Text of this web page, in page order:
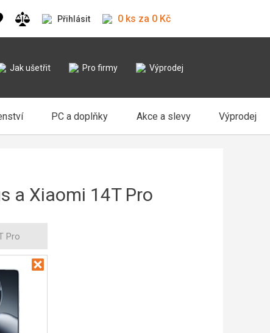
Přihlásit 0 ks za 0 Kč
Jak ušetřit Pro firmy Výprodej
PC a doplňky Akce a slevy Výprodej
a Xiaomi 14T Pro
Pro